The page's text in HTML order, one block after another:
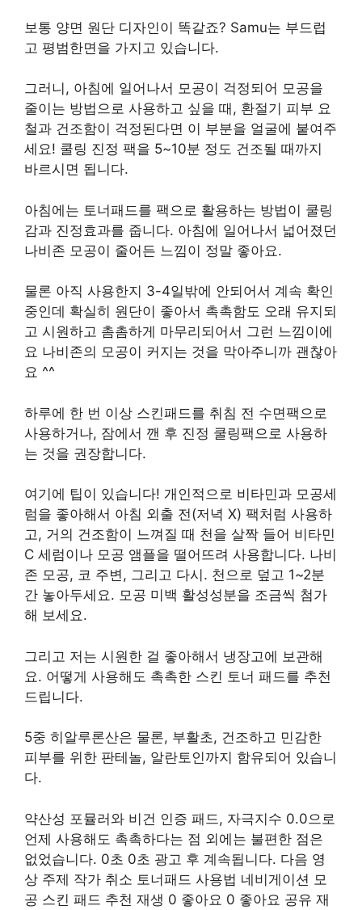
보통 양면 원단 디자인이 똑같죠? Samu는 부드럽
고 평범한면을 가지고 있습니다.
그러니, 아침에 일어나서 모공이 걱정되어 모공을
줄이는 방법으로 사용하고 싶을 때, 환절기 피부 요
철과 건조함이 걱정된다면 이 부분을 얼굴에 붙여주
세요! 쿨링 진정 팩을 5~10분 정도 건조될 때까지
바르시면 됩니다.
아침에는 토너패드를 팩으로 활용하는 방법이 쿨링
감과 진정효과를 줍니다. 아침에 일어나서 넓어졌던
나비존 모공이 줄어든 느낌이 정말 좋아요.
물론 아직 사용한지 3-4일밖에 안되어서 계속 확인
중인데 확실히 원단이 좋아서 촉촉함도 오래 유지되
고 시원하고 촘촘하게 마무리되어서 그런 느낌이에
요 나비존의 모공이 커지는 것을 막아주니까 괜찮아
요 ^^
하루에 한 번 이상 스킨패드를 취침 전 수면팩으로
사용하거나, 잠에서 깬 후 진정 쿨링팩으로 사용하
는 것을 권장합니다.
여기에 팁이 있습니다! 개인적으로 비타민과 모공세
럼을 좋아해서 아침 외출 전(저녁 X) 팩처럼 사용하
고, 거의 건조함이 느껴질 때 천을 살짝 들어 비타민
C 세럼이나 모공 앰플을 떨어뜨려 사용합니다. 나비
존 모공, 코 주변, 그리고 다시. 천으로 덮고 1~2분
간 놓아두세요. 모공 미백 활성성분을 조금씩 첨가
해 보세요.
그리고 저는 시원한 걸 좋아해서 냉장고에 보관해
요. 어떻게 사용해도 촉촉한 스킨 토너 패드를 추천
드립니다.
5중 히알루론산은 물론, 부활초, 건조하고 민감한
피부를 위한 판테놀, 알란토인까지 함유되어 있습니
다.
약산성 포뮬러와 비건 인증 패드, 자극지수 0.0으로
언제 사용해도 촉촉하다는 점 외에는 불편한 점은
없었습니다. 0초 0초 광고 후 계속됩니다. 다음 영
상 주제 작가 취소 토너패드 사용법 네비게이션 모
공 스킨 패드 추천 재생 0 좋아요 0 좋아요 공유 재